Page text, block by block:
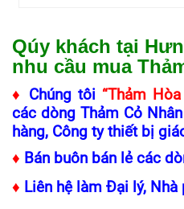
Qúy khách tại
nhu cầu mua
♦ Chúng tôi “Thảm
các dòng Thảm Cỏ
hàng, Công ty thiết bị
♦ Bán buôn bán lẻ các
♦ Liên hệ làm Đại lý, Nhà